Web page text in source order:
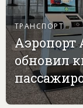
ТРАНСПОРТ
Аэропорт
обновил